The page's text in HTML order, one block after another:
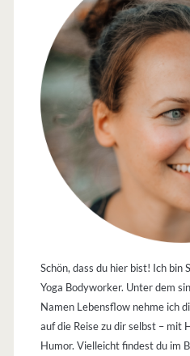
Schön, dass du hier bist! Ich bin
Yoga Bodyworker. Unter dem
Namen Lebensflow nehme ich
auf die Reise zu dir selbst – mit
Humor. Vielleicht findest du im